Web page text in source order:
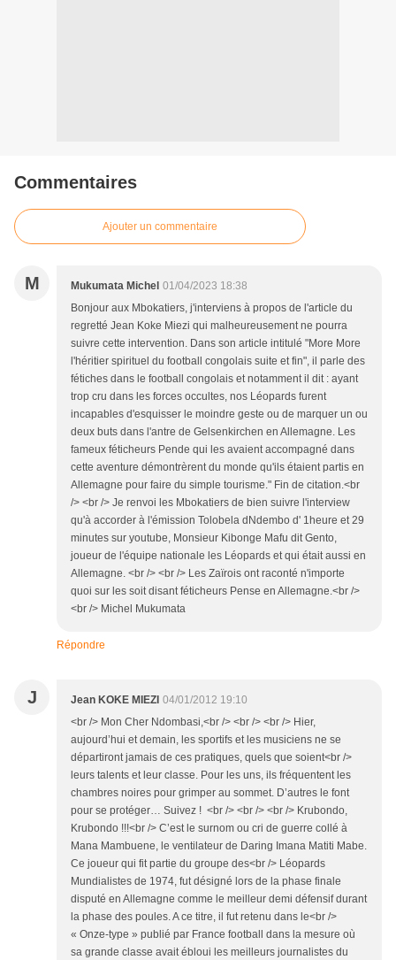
Commentaires
Ajouter un commentaire
M Mukumata Michel 01/04/2023 18:38
Bonjour aux Mbokatiers, j'interviens à propos de l'article du
regretté Jean Koke Miezi qui malheureusement ne pourra
suivre cette intervention. Dans son article intitulé "More More
l'héritier spirituel du football congolais suite et fin", il parle des
fétiches dans le football congolais et notamment il dit : ayant
trop cru dans les forces occultes, nos Léopards furent
incapables d'esquisser le moindre geste ou de marquer un ou
deux buts dans l'antre de Gelsenkirchen en Allemagne. Les
fameux féticheurs Pende qui les avaient accompagné dans
cette aventure démontrèrent du monde qu'ils étaient partis en
Allemagne pour faire du simple tourisme." Fin de citation.<br
/> <br /> Je renvoi les Mbokatiers de bien suivre l'interview
qu'à accorder à l'émission Tolobela dNdembo d' 1heure et 29
minutes sur youtube, Monsieur Kibonge Mafu dit Gento,
joueur de l'équipe nationale les Léopards et qui était aussi en
Allemagne. <br /> <br /> Les Zaïrois ont raconté n'importe
quoi sur les soit disant féticheurs Pense en Allemagne.<br />
<br /> Michel Mukumata
Répondre
J Jean KOKE MIEZI 04/01/2012 19:10
<br /> Mon Cher Ndombasi,<br /> <br /> <br /> Hier,
aujourd’hui et demain, les sportifs et les musiciens ne se
départiront jamais de ces pratiques, quels que soient<br />
leurs talents et leur classe. Pour les uns, ils fréquentent les
chambres noires pour grimper au sommet. D’autres le font
pour se protéger… Suivez ! <br /> <br /> <br /> Krubondo,
Krubondo !!!<br /> C’est le surnom ou cri de guerre collé à
Mana Mambuene, le ventilateur de Daring Imana Matiti Mabe.
Ce joueur qui fit partie du groupe des<br /> Léopards
Mundialistes de 1974, fut désigné lors de la phase finale
disputé en Allemagne comme le meilleur demi défensif durant
la phase des poules. A ce titre, il fut retenu dans le<br />
« Onze-type » publié par France football dans la mesure où
sa grande classe avait ébloui les meilleurs journalistes du